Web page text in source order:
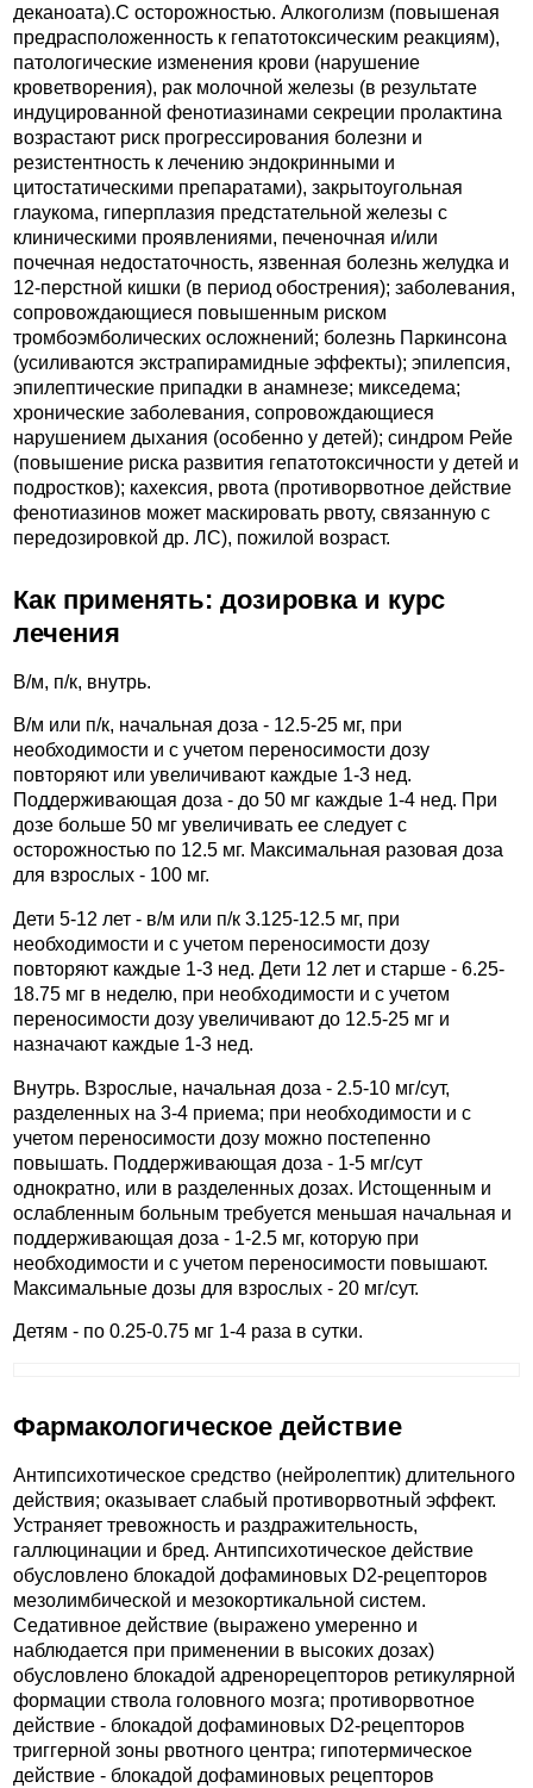
деканоата).C осторожностью. Алкоголизм (повышеная
предрасположенность к гепатотоксическим реакциям),
патологические изменения крови (нарушение
кроветворения), рак молочной железы (в результате
индуцированной фенотиазинами секреции пролактина
возрастают риск прогрессирования болезни и
резистентность к лечению эндокринными и
цитостатическими препаратами), закрытоугольная
глаукома, гиперплазия предстательной железы с
клиническими проявлениями, печеночная и/или
почечная недостаточность, язвенная болезнь желудка и
12-перстной кишки (в период обострения); заболевания,
сопровождающиеся повышенным риском
тромбоэмболических осложнений; болезнь Паркинсона
(усиливаются экстрапирамидные эффекты); эпилепсия,
эпилептические припадки в анамнезе; микседема;
хронические заболевания, сопровождающиеся
нарушением дыхания (особенно у детей); синдром Рейе
(повышение риска развития гепатотоксичности у детей и
подростков); кахексия, рвота (противорвотное действие
фенотиазинов может маскировать рвоту, связанную с
передозировкой др. ЛС), пожилой возраст.
Как применять: дозировка и курс
лечения
В/м, п/к, внутрь.
В/м или п/к, начальная доза - 12.5-25 мг, при
необходимости и с учетом переносимости дозу
повторяют или увеличивают каждые 1-3 нед.
Поддерживающая доза - до 50 мг каждые 1-4 нед. При
дозе больше 50 мг увеличивать ее следует с
осторожностью по 12.5 мг. Максимальная разовая доза
для взрослых - 100 мг.
Дети 5-12 лет - в/м или п/к 3.125-12.5 мг, при
необходимости и с учетом переносимости дозу
повторяют каждые 1-3 нед. Дети 12 лет и старше - 6.25-
18.75 мг в неделю, при необходимости и с учетом
переносимости дозу увеличивают до 12.5-25 мг и
назначают каждые 1-3 нед.
Внутрь. Взрослые, начальная доза - 2.5-10 мг/сут,
разделенных на 3-4 приема; при необходимости и с
учетом переносимости дозу можно постепенно
повышать. Поддерживающая доза - 1-5 мг/сут
однократно, или в разделенных дозах. Истощенным и
ослабленным больным требуется меньшая начальная и
поддерживающая доза - 1-2.5 мг, которую при
необходимости и с учетом переносимости повышают.
Максимальные дозы для взрослых - 20 мг/сут.
Детям - по 0.25-0.75 мг 1-4 раза в сутки.
Фармакологическое действие
Антипсихотическое средство (нейролептик) длительного
действия; оказывает слабый противорвотный эффект.
Устраняет тревожность и раздражительность,
галлюцинации и бред. Антипсихотическое действие
обусловлено блокадой дофаминовых D2-рецепторов
мезолимбической и мезокортикальной систем.
Седативное действие (выражено умеренно и
наблюдается при применении в высоких дозах)
обусловлено блокадой адренорецепторов ретикулярной
формации ствола головного мозга; противорвотное
действие - блокадой дофаминовых D2-рецепторов
триггерной зоны рвотного центра; гипотермическое
действие - блокадой дофаминовых рецепторов